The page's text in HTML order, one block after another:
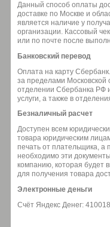
Данный способ оплаты
доставке по Москве и
является наличие у
организации. Кассовый
или по почте после
Банковский перевод
Оплата на карту
за пределами
отделении Сбербанка РФ
услуги, а также в
Безналичный расчет
Доступен всем
товара юридическим
печать от плательщика, а
необходимо эти
компанию, которая будет
для получения товара
Электронные деньги
Счёт Яндекс Денег: